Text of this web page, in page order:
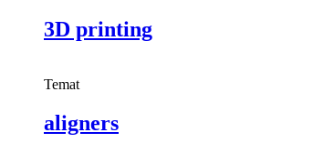
3D printing
Temat
aligners